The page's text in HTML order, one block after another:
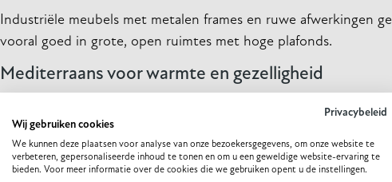
Industriële meubels met metalen frames en ruwe afwerkingen
vooral goed in grote, open ruimtes met hoge plafonds.
Mediterraans voor warmte en gezelligheid
Meubels in mediterrane stijl, met warme houtsoorten en
robuuste houten tafels, rieten stoelen en zonnige kleuren.
Trends vertalen naar tijdloze
Privacybeleid
Wij gebruiken cookies
We kunnen deze plaatsen voor analyse van onze bezoekersgegevens, om onze website te
verbeteren, gepersonaliseerde inhoud te tonen en om u een geweldige website-ervaring te
bieden. Voor meer informatie over de cookies die we gebruiken opent u de instellingen.